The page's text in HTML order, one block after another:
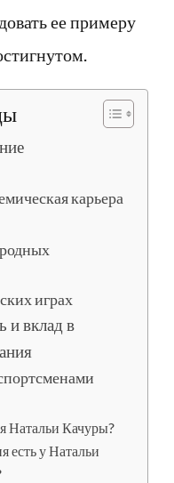
ее примеру
карьера
играх
и вклад в
Натальи Качуры?
есть у Натальи